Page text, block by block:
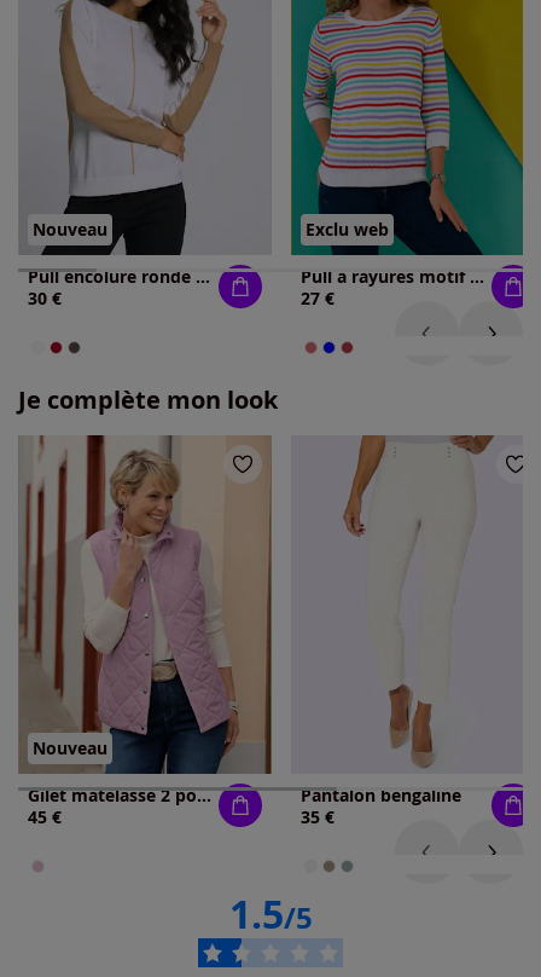
Nouveau
Pull encolure ronde coupe décontractée aux épaules
30 €
Exclu web
Pull à rayures motif ajouré léger
27 €
Je complète mon look
Nouveau
Gilet matelassé 2 poches latérales
45 €
Pantalon bengaline
35 €
1.5/5